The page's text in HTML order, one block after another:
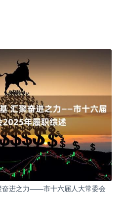
奋进之力——市十六届人大常委会